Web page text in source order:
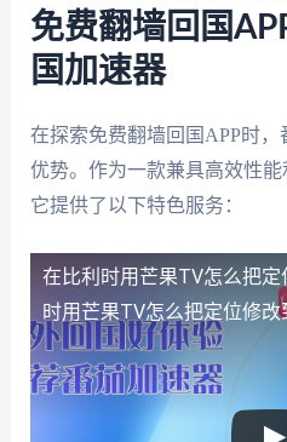
免费翻墙回国
国加速器
在探索免费翻墙回国APP时
优势。作为一款兼具高效性能
它提供了以下特色服务：
在比利时用芒果TV怎么把
时用芒果TV怎么把定位修改